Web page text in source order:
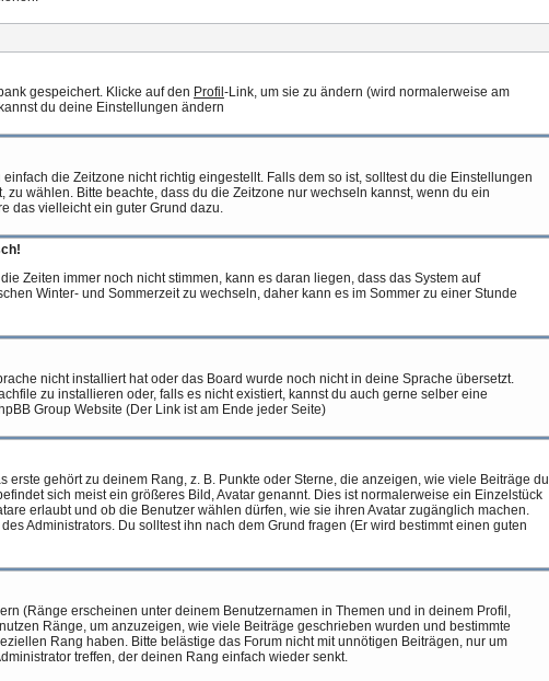
gespeichert. Klicke auf den Profil -Link, um sie zu ändern (wird normalerweise am
du deine Einstellungen ändern
die Zeitzone nicht richtig eingestellt. Falls dem so ist, solltest du die Einstellungen
wählen. Bitte beachte, dass du die Zeitzone nur wechseln kannst, wenn du ein
das vielleicht ein guter Grund dazu.
Zeiten immer noch nicht stimmen, kann es daran liegen, dass das System auf
Winter- und Sommerzeit zu wechseln, daher kann es im Sommer zu einer Stunde
nicht installiert hat oder das Board wurde noch nicht in deine Sprache übersetzt.
zu installieren oder, falls es nicht existiert, kannst du auch gerne selber eine
Group Website (Der Link ist am Ende jeder Seite)
gehört zu deinem Rang, z. B. Punkte oder Sterne, die anzeigen, wie viele Beiträge du
sich meist ein größeres Bild, Avatar genannt. Dies ist normalerweise ein Einzelstück
erlaubt und ob die Benutzer wählen dürfen, wie sie ihren Avatar zugänglich machen.
Administrators. Du solltest ihn nach dem Grund fragen (Er wird bestimmt einen guten
(Ränge erscheinen unter deinem Benutzernamen in Themen und in deinem Profil,
Ränge, um anzuzeigen, wie viele Beiträge geschrieben wurden und bestimmte
Rang haben. Bitte belästige das Forum nicht mit unnötigen Beiträgen, nur um
treffen, der deinen Rang einfach wieder senkt.